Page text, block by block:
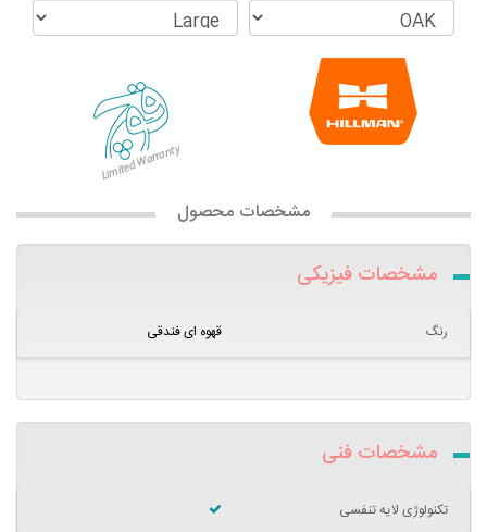
مشخصات محصول
مشخصات فیزیکی
رنگ قهوه ای فندقی
مشخصات فنی
تکنولوژی لایه تنفسی